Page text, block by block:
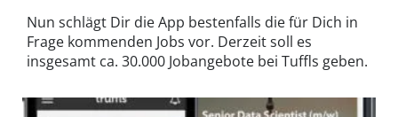
Nun schlägt Dir die App bestenfalls die für Dich in
Frage kommenden Jobs vor. Derzeit soll es
insgesamt ca. 30.000 Jobangebote bei Tuffls geben.